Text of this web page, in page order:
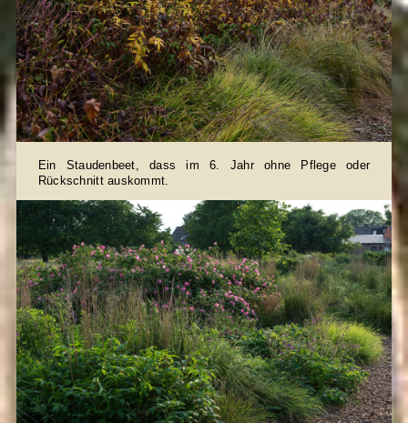
Ein Staudenbeet, dass im 6. Jahr ohne Pflege oder
Rückschnitt auskommt.